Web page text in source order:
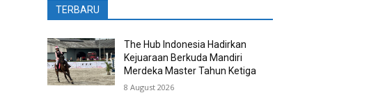
TERBARU
The Hub Indonesia Hadirkan
Kejuaraan Berkuda Mandiri
Merdeka Master Tahun Ketiga
8 August 2026